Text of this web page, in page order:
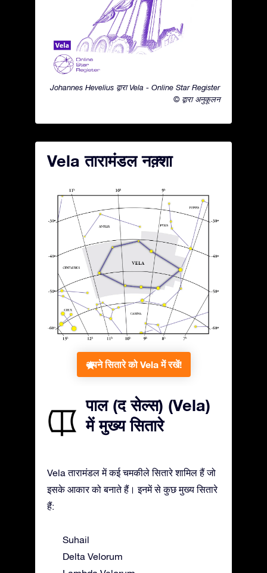
Johannes Hevelius द्वारा Vela - Online Star Register
© द्वारा अनुकूलन
Vela तारामंडल नक़्शा
अपने सितारे को Vela में रखें!
पाल (द सेल्स) (Vela)
में मुख्य सितारे
Vela तारामंडल में कई चमकीले सितारे शामिल हैं जो
इसके आकार को बनाते हैं। इनमें से कुछ मुख्य सितारे
हैं:
Suhail
Delta Velorum